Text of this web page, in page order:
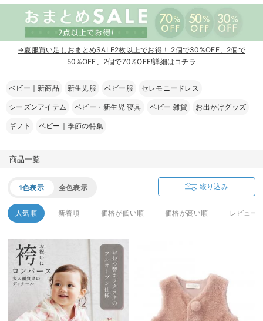
ベビー ブルマ
ベビー スカート
ベビー アウター
ベビー セットアップ
スタイ・よだれかけ（新生児・ベビー）
ベビー帽子（新生児・乳児）
ベビー 小物
ベビー 雑貨 小物
ベビー安全グッズ
メモリアルグッズ
授乳・調乳・お食事
赤ちゃん 洗剤・洗濯用品・お掃除
おむつ関連グッズ
ベビーの動物なりきり特集
ベビー 夏のお役立ちグッズ特集
【素材別】ベビーロンパース特集
袴ロンパース特集
【アウトレット】パジャマ
【アウトレット】インナー
【アウトレット】ベビー
コットン素材
冷房対策
Tシャツブラ
ブラトップ
快適機能ウェア特集 トップス
快適機能ウェア特集 パジャマ
安心の日本製。先輩ママが買ってよかった！本当に必要な出産準備品
ハレの日に着るANGELIEBEのセレモニー
買って正解！高評価レビューアイテム
スカート
インナー
雑貨
ベビー
MAX55%OFF ブラックフ
オフィス
きれいめ美脚パンツ派
王道シンプル派
セットアップ派
短肌着
快適ウェア10%OFF
ジャンパースカート/
カジュアル
フォーマル / オケー
あったかアイテム｜
10,001円（税込）〜
男の子におススメの
定番ギフト
もらって嬉しいギフト
長く使えるアイテム
保温&リカバリー
カップ付きインナー
あったか度◎
裏起毛素材
【冬のあったか特集
→夏服買い足しおまとめSALE2枚以上でお得！ 2個で30%OFF、2個で
50%OFF、2個で70%OFF!詳細はコチラ
ベビー｜新商品 新生児服 ベビー服 セレモニードレス
シーズンアイテム ベビー・新生児 寝具 ベビー 雑貨 お出かけグッズ
ギフト ベビー｜季節の特集
商品一覧
1色表示 全色表示 絞り込み
人気順 新着順 価格が低い順 価格が高い順 レビュー